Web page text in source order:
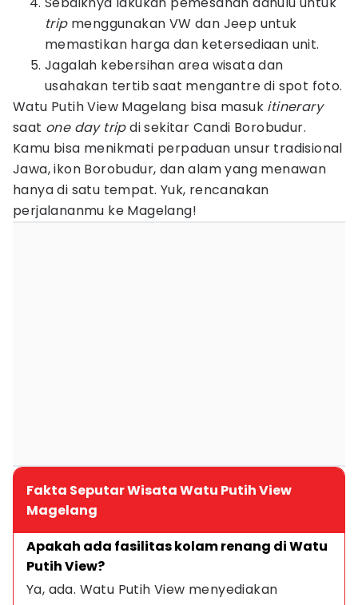
trip menggunakan VW dan Jeep untuk
memastikan harga dan ketersediaan unit.
Jagalah kebersihan area wisata dan
usahakan tertib saat mengantre di spot foto.
Watu Putih View Magelang bisa masuk itinerary
saat one day tripdi sekitar Candi Borobudur.
Kamu bisa menikmati perpaduan unsur tradisional
Jawa, ikon Borobudur, dan alam yang menawan
hanya di satu tempat. Yuk, rencanakan
perjalananmu ke Magelang!
Fakta Seputar Wisata Watu Putih View
Magelang
Apakah ada fasilitas kolam renang di Watu
Putih View?
Ya, ada. Watu Putih View menyediakan